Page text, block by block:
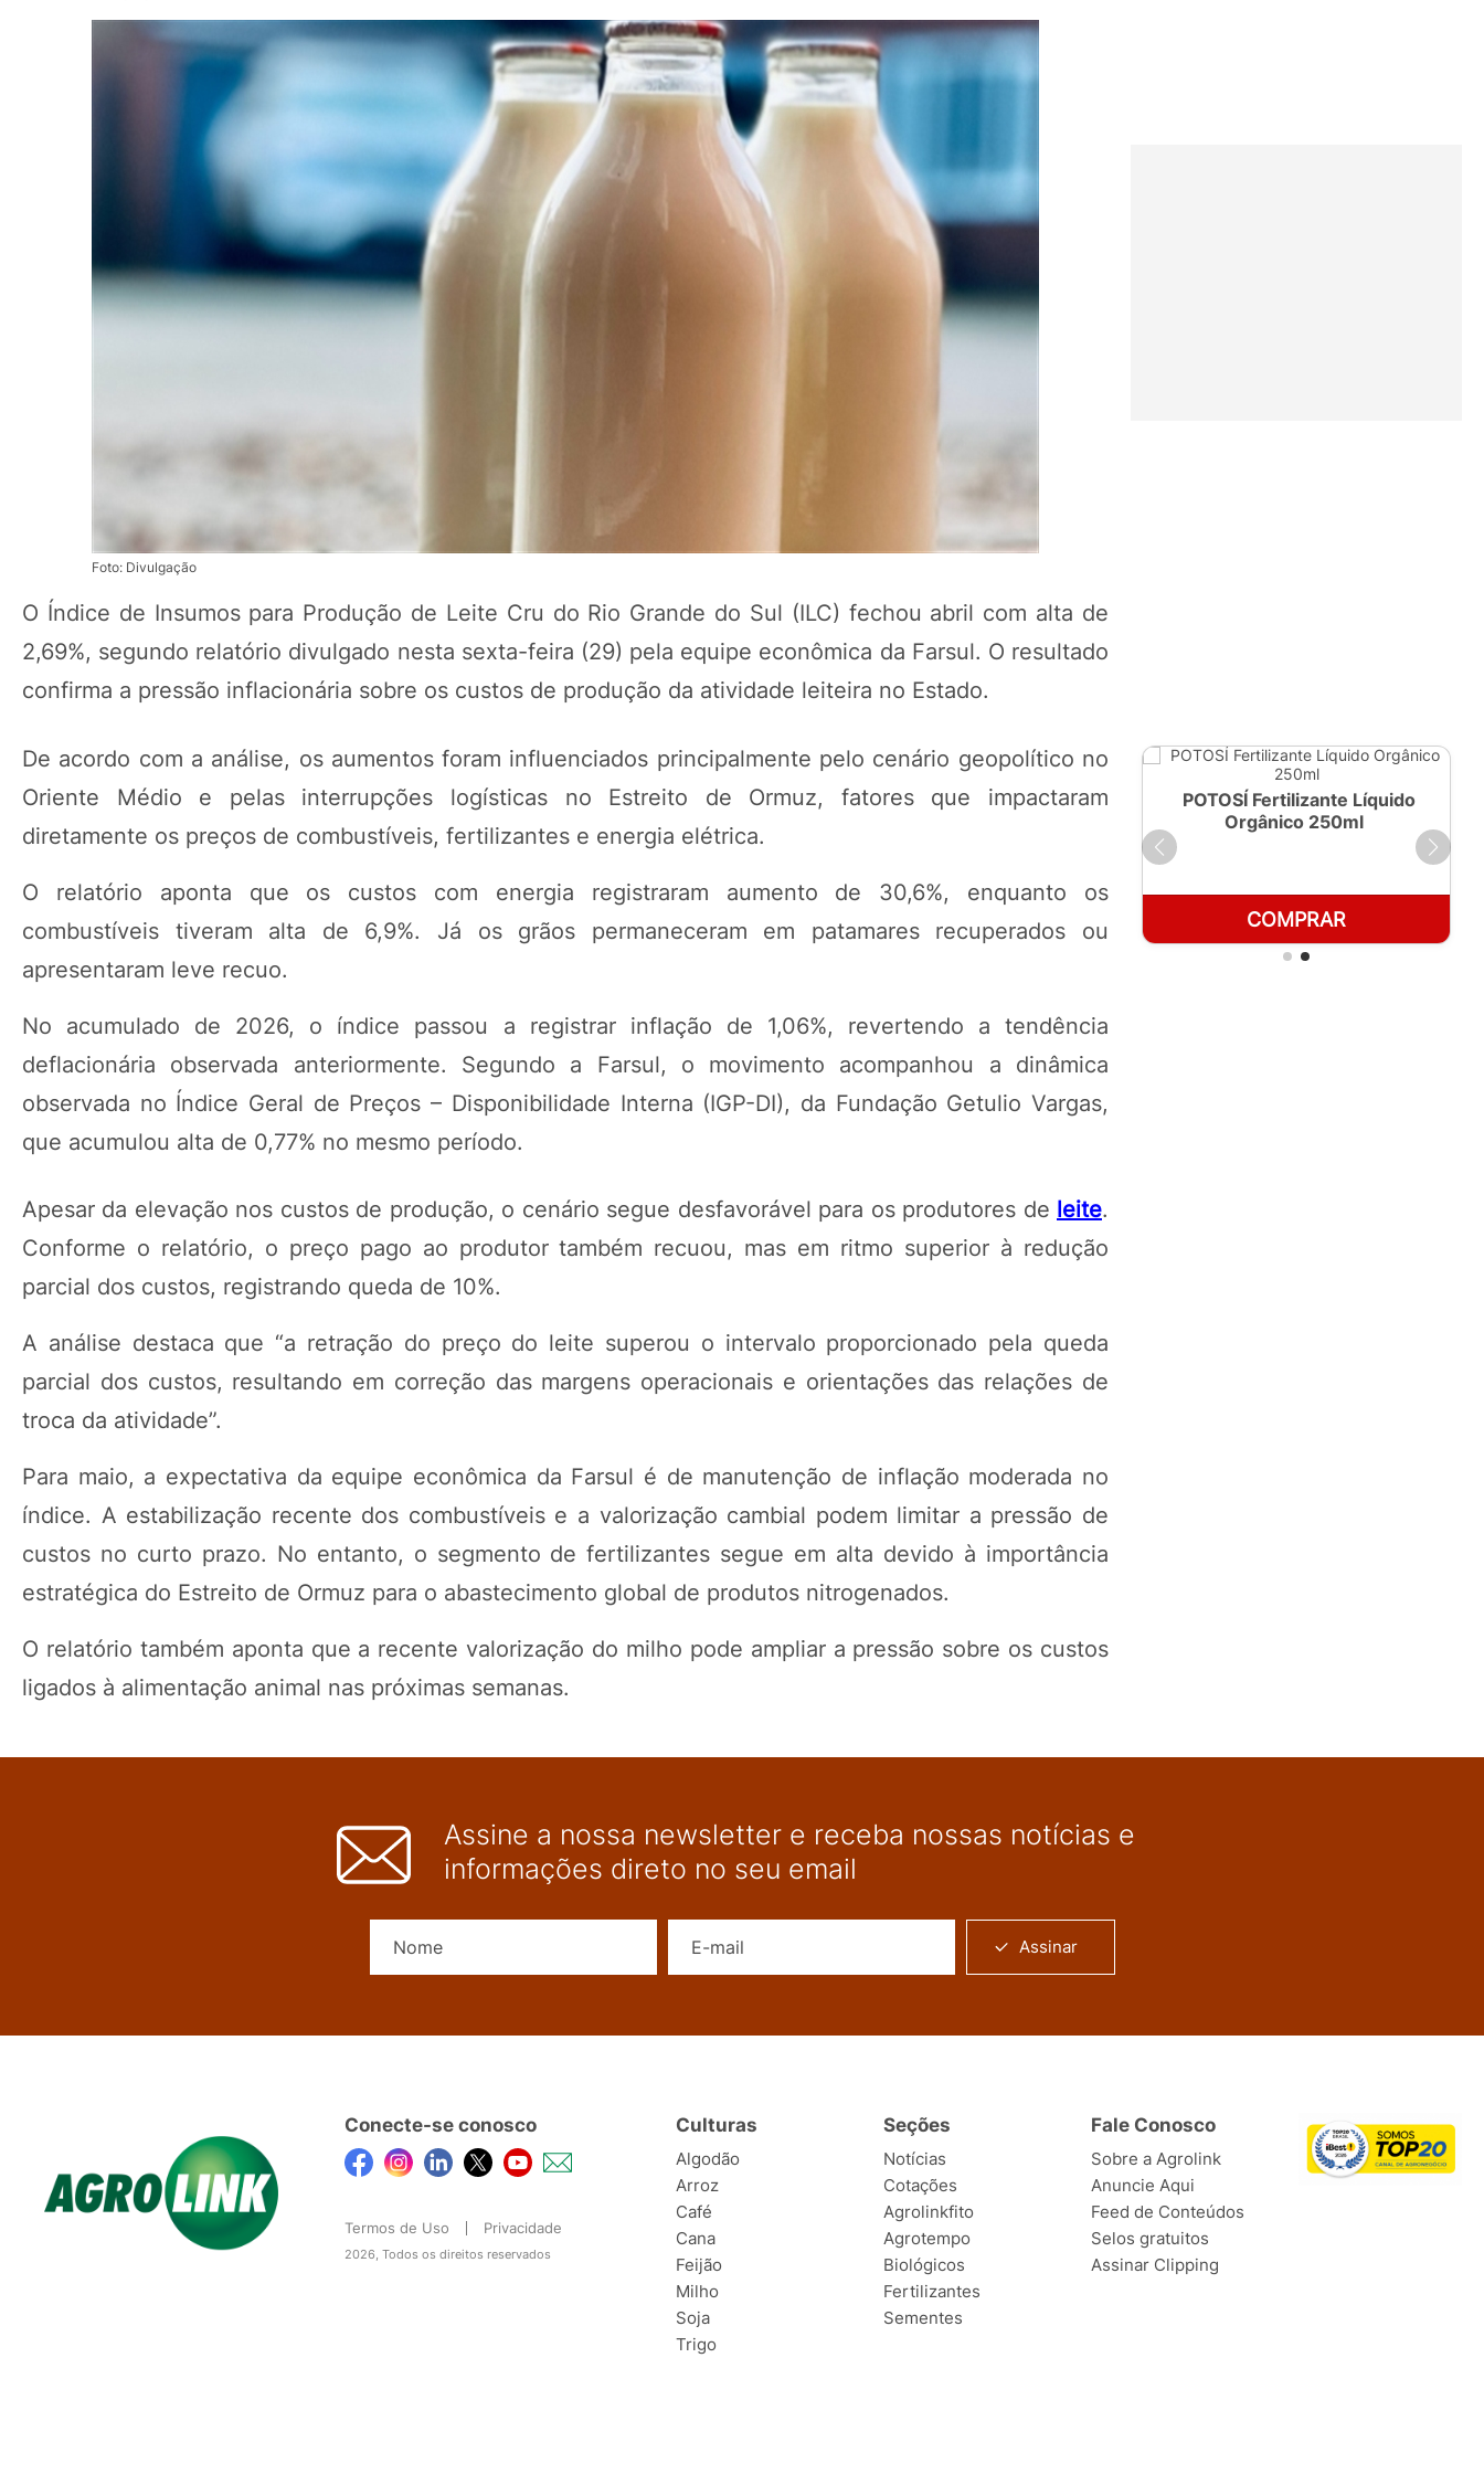
Foto: Divulgação
O Índice de Insumos para Produção de Leite Cru do Rio Grande do Sul (ILC) fechou abril com alta de
2,69%, segundo relatório divulgado nesta sexta-feira (29) pela equipe econômica da Farsul. O resultado
confirma a pressão inflacionária sobre os custos de produção da atividade leiteira no Estado.
De acordo com a análise, os aumentos foram influenciados principalmente pelo cenário geopolítico no
Oriente Médio e pelas interrupções logísticas no Estreito de Ormuz, fatores que impactaram
diretamente os preços de combustíveis, fertilizantes e energia elétrica.
O relatório aponta que os custos com energia registraram aumento de 30,6%, enquanto os
combustíveis tiveram alta de 6,9%. Já os grãos permaneceram em patamares recuperados ou
apresentaram leve recuo.
No acumulado de 2026, o índice passou a registrar inflação de 1,06%, revertendo a tendência
deflacionária observada anteriormente. Segundo a Farsul, o movimento acompanhou a dinâmica
observada no Índice Geral de Preços – Disponibilidade Interna (IGP-DI), da Fundação Getulio Vargas,
que acumulou alta de 0,77% no mesmo período.
Apesar da elevação nos custos de produção, o cenário segue desfavorável para os produtores de leite.
Conforme o relatório, o preço pago ao produtor também recuou, mas em ritmo superior à redução
parcial dos custos, registrando queda de 10%.
A análise destaca que “a retração do preço do leite superou o intervalo proporcionado pela queda
parcial dos custos, resultando em correção das margens operacionais e orientações das relações de
troca da atividade”.
Para maio, a expectativa da equipe econômica da Farsul é de manutenção de inflação moderada no
índice. A estabilização recente dos combustíveis e a valorização cambial podem limitar a pressão de
custos no curto prazo. No entanto, o segmento de fertilizantes segue em alta devido à importância
estratégica do Estreito de Ormuz para o abastecimento global de produtos nitrogenados.
O relatório também aponta que a recente valorização do milho pode ampliar a pressão sobre os custos
ligados à alimentação animal nas próximas semanas.
POTOSÍ Fertilizante Líquido
POTOSÍ Fertilizante Líquido
Orgânico 250ml
COMPRAR
Assine a nossa newsletter e receba nossas notícias e
informações direto no seu email
Assinar
Conecte-se conosco
Termos de Uso Privacidade
2026, Todos os direitos reservados
Culturas
Algodão
Arroz
Café
Cana
Feijão
Milho
Soja
Trigo
Seções
Notícias
Cotações
Agrolinkfito
Agrotempo
Biológicos
Fertilizantes
Sementes
Fale Conosco
Sobre a Agrolink
Anuncie Aqui
Feed de Conteúdos
Selos gratuitos
Assinar Clipping